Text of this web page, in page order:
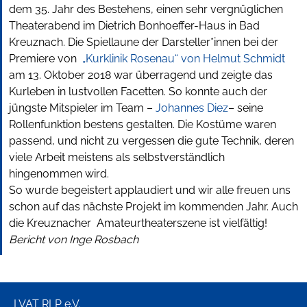
dem 35. Jahr des Bestehens, einen sehr vergnüglichen
Theaterabend im Dietrich Bonhoeffer-Haus in Bad
Kreuznach. Die Spiellaune der Darsteller*innen bei der
Premiere von „Kurklinik Rosenau“ von Helmut Schmidt
am 13. Oktober 2018 war überragend und zeigte das
Kurleben in lustvollen Facetten. So konnte auch der
jüngste Mitspieler im Team – Johannes Diez– seine
Rollenfunktion bestens gestalten. Die Kostüme waren
passend, und nicht zu vergessen die gute Technik, deren
viele Arbeit meistens als selbstverständlich
hingenommen wird.
So wurde begeistert applaudiert und wir alle freuen uns
schon auf das nächste Projekt im kommenden Jahr. Auch
die Kreuznacher Amateurtheaterszene ist vielfältig!
Bericht von Inge Rosbach
LVAT RLP e.V.